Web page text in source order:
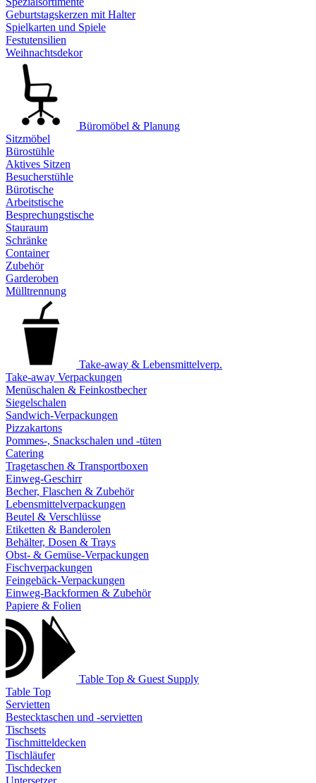
Geburtstagskerzen mit Halter
Spielkarten und Spiele
Festutensilien
Weihnachtsdekor
Büromöbel & Planung
Sitzmöbel
Bürostühle
Aktives Sitzen
Besucherstühle
Bürotische
Arbeitstische
Besprechungstische
Stauraum
Schränke
Container
Zubehör
Garderoben
Mülltrennung
Take-away & Lebensmittelverp.
Take-away Verpackungen
Menüschalen & Feinkostbecher
Siegelschalen
Sandwich-Verpackungen
Pizzakartons
Pommes-, Snackschalen und -tüten
Catering
Tragetaschen & Transportboxen
Einweg-Geschirr
Becher, Flaschen & Zubehör
Lebensmittelverpackungen
Beutel & Verschlüsse
Etiketten & Banderolen
Behälter, Dosen & Trays
Obst- & Gemüse-Verpackungen
Fischverpackungen
Feingebäck-Verpackungen
Einweg-Backformen & Zubehör
Papiere & Folien
Table Top & Guest Supply
Table Top
Servietten
Bestecktaschen und -servietten
Tischsets
Tischmitteldecken
Tischläufer
Tischdecken